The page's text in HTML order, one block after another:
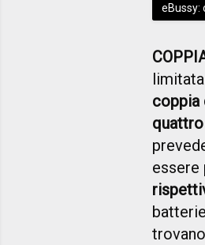
eBussy:
coppia
essere